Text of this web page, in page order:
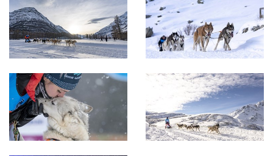
LA "GRANDE ODYSSÈE" AL LAGO DEL MONCENISIO.
La Grande Odyssée VVF è stata, fin dalla sua prima
edizione nel gennaio 2005, l'evento annuale di
cani da slitta in Europa.
È la corsa a tappe più impegnativa in uno
scenario alpino unico al mondo, e anche
quest'anno si prevede un campo sportivo
eccezionale con65 musher internazionali e i